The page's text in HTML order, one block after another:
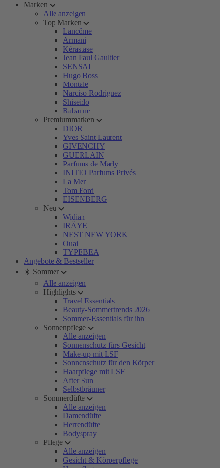
Marken
Alle anzeigen
Top Marken
Lancôme
Armani
Kérastase
Jean Paul Gaultier
SENSAI
Hugo Boss
Montale
Narciso Rodriguez
Shiseido
Rabanne
Premiummarken
DIOR
Yves Saint Laurent
GIVENCHY
GUERLAIN
Parfums de Marly
INITIO Parfums Privés
La Mer
Tom Ford
EISENBERG
Neu
Widian
IRÄYE
NEST NEW YORK
Ouai
TYPEBEA
Angebote & Bestseller
☀️ Sommer
Alle anzeigen
Highlights
Travel Essentials
Beauty-Sommertrends 2026
Sommer-Essentials für ihn
Sonnenpflege
Alle anzeigen
Sonnenschutz fürs Gesicht
Make-up mit LSF
Sonnenschutz für den Körper
Haarpflege mit LSF
After Sun
Selbstbräuner
Sommerdüfte
Alle anzeigen
Damendüfte
Herrendüfte
Bodyspray
Pflege
Alle anzeigen
Gesicht & Körperpflege